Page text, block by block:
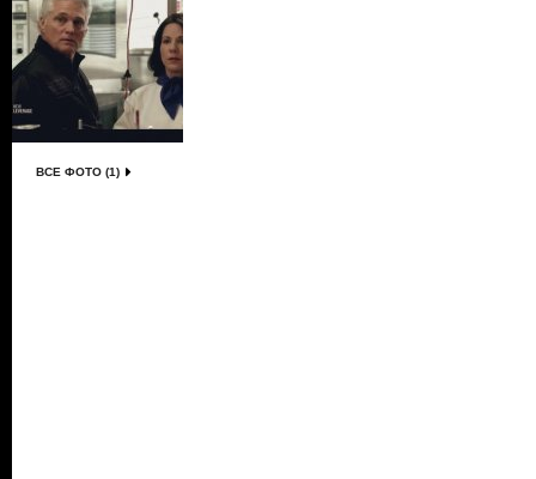
ВСЕ ФОТО (1)